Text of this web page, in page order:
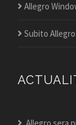
Allegro
Subito Allegro